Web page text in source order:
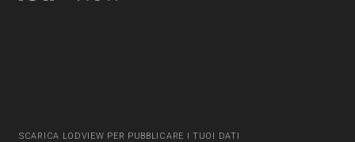
SCARICA LODVIEW PER PUBBLICARE I TUOI DATI